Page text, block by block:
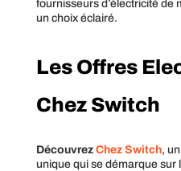
fournisseurs d’électricité de
un choix éclairé.
Les Offres
Chez Switch
Découvrez Chez Switch,
unique qui se démarque sur